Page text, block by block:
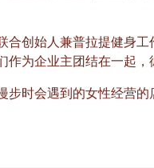
合创始人兼普拉提健身
作为企业主团结在一起
步时会遇到的女性经营的